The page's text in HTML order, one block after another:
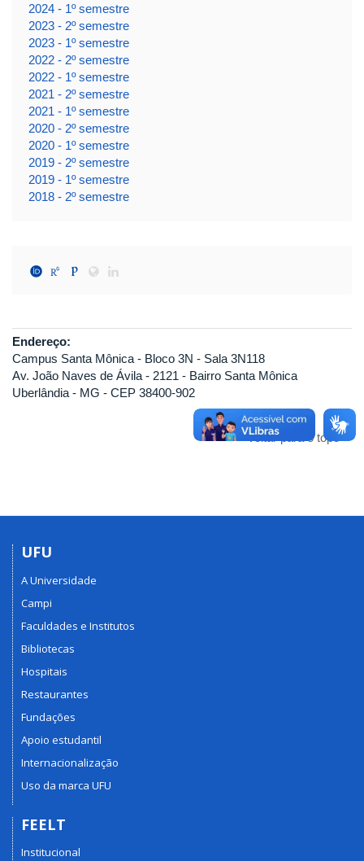
2024 - 1º semestre
2023 - 2º semestre
2023 - 1º semestre
2022 - 2º semestre
2022 - 1º semestre
2021 - 2º semestre
2021 - 1º semestre
2020 - 2º semestre
2020 - 1º semestre
2019 - 2º semestre
2019 - 1º semestre
2018 - 2º semestre
Endereço:
Campus Santa Mônica - Bloco 3N - Sala 3N118
Av. João Naves de Ávila - 2121 - Bairro Santa Mônica
Uberlândia - MG - CEP 38400-902
Voltar para o topo
UFU
A Universidade
Campi
Faculdades e Institutos
Bibliotecas
Hospitais
Restaurantes
Fundações
Apoio estudantil
Internacionalização
Uso da marca UFU
FEELT
Institucional